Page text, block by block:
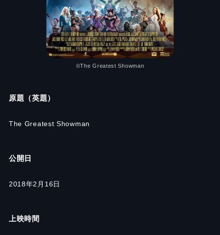
©The Greatest Showman
原題（英題）
The Greatest Showman
公開日
2018年2月16日
上映時間